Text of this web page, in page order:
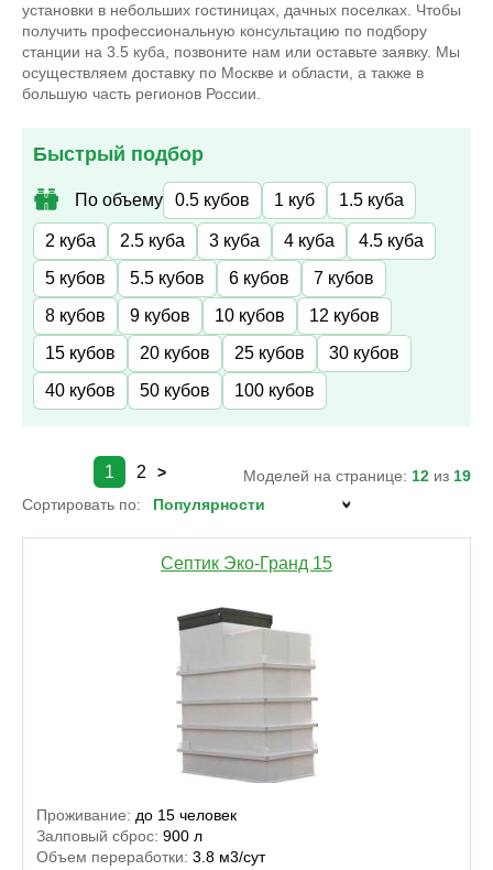
установки в небольших гостиницах, дачных поселках. Чтобы
получить профессиональную консультацию по подбору
станции на 3.5 куба, позвоните нам или оставьте заявку. Мы
осуществляем доставку по Москве и области, а также в
большую часть регионов России.
Быстрый подбор
По объему 0.5 кубов 1 куб 1.5 куба
2 куба 2.5 куба 3 куба 4 куба
4.5 куба
5 кубов
5.5 кубов 6 кубов
7 кубов
8 кубов
9 кубов 10 кубов
12 кубов
15 кубов
20 кубов 25 кубов
30 кубов
40 кубов
50 кубов 100 кубов
1 2 > Моделей на странице: 12 из 19
Сортировать по:
Септик Эко-Гранд 15
Проживание: до 15 человек
Залповый сброс: 900 л
Объем переработки: 3.8 м3/сут